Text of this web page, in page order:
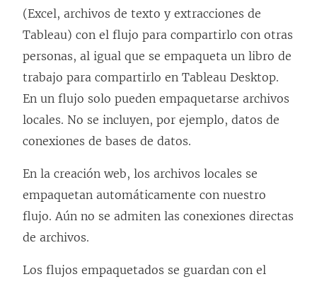
(Excel, archivos de texto y extracciones de
Tableau) con el flujo para compartirlo con otras
personas, al igual que se empaqueta un libro de
trabajo para compartirlo en Tableau Desktop.
En un flujo solo pueden empaquetarse archivos
locales. No se incluyen, por ejemplo, datos de
conexiones de bases de datos.
En la creación web, los archivos locales se
empaquetan automáticamente con nuestro
flujo. Aún no se admiten las conexiones directas
de archivos.
Los flujos empaquetados se guardan con el